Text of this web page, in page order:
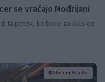
se vračajo Modrijani
ta petek, ko bodo za ples do
Slovenj Gradec